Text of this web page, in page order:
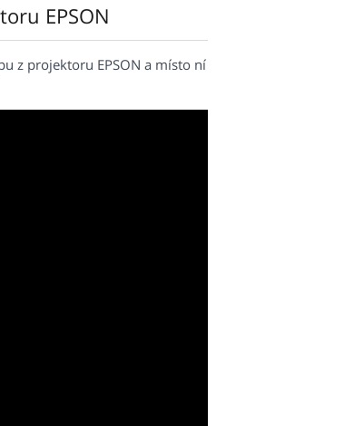
EPSON
z projektoru EPSON a místo ní